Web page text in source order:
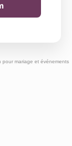
pour mariage et événements